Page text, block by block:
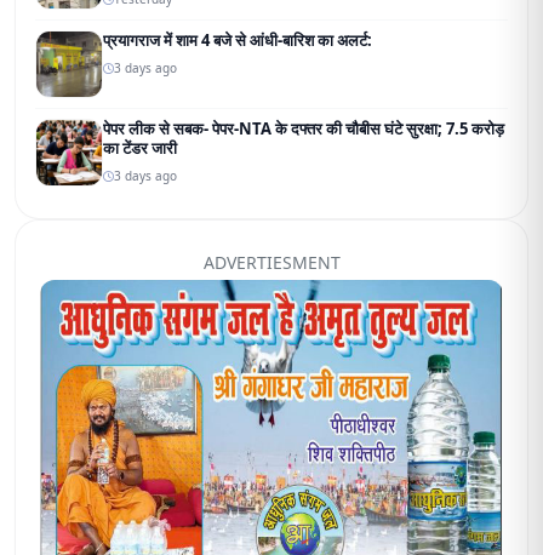
प्रयागराज में शाम 4 बजे से आंधी-बारिश का अलर्ट:
3 days ago
पेपर लीक से सबक- पेपर-NTA के दफ्तर की चौबीस घंटे सुरक्षा; 7.5 करोड़
का टेंडर जारी
3 days ago
ADVERTIESMENT